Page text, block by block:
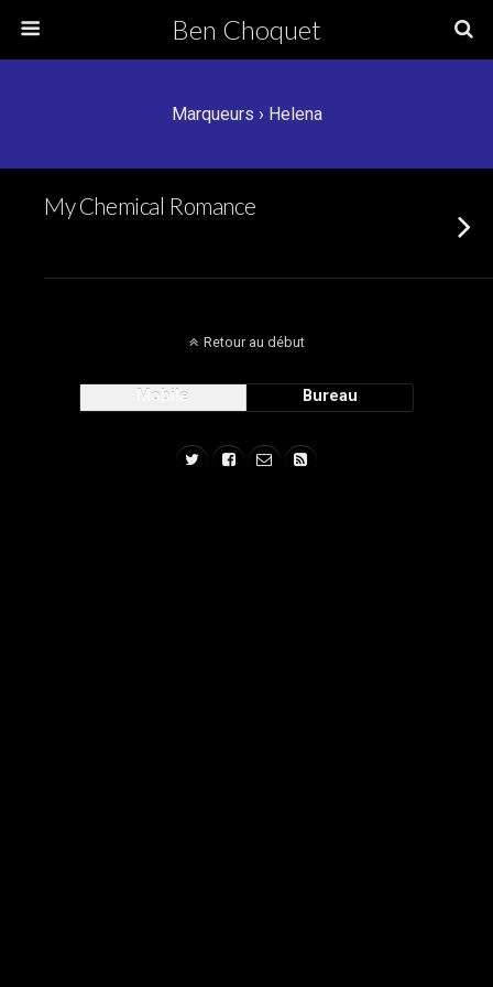
Ben Choquet
Marqueurs › Helena
My Chemical Romance
Retour au début
Mobile Bureau